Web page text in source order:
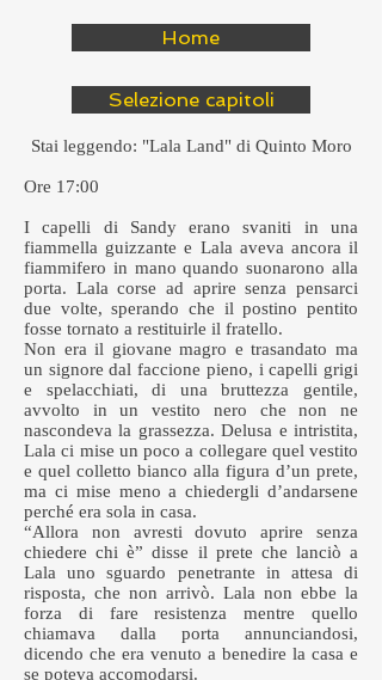
Home
Selezione capitoli
Stai leggendo: "Lala Land" di Quinto Moro
Ore 17:00
I capelli di Sandy erano svaniti in una
fiammella guizzante e Lala aveva ancora il
fiammifero in mano quando suonarono alla
porta. Lala corse ad aprire senza pensarci
due volte, sperando che il postino pentito
fosse tornato a restituirle il fratello.
Non era il giovane magro e trasandato ma
un signore dal faccione pieno, i capelli grigi
e spelacchiati, di una bruttezza gentile,
avvolto in un vestito nero che non ne
nascondeva la grassezza. Delusa e intristita,
Lala ci mise un poco a collegare quel vestito
e quel colletto bianco alla figura d’un prete,
ma ci mise meno a chiedergli d’andarsene
perché era sola in casa.
“Allora non avresti dovuto aprire senza
chiedere chi è” disse il prete che lanciò a
Lala uno sguardo penetrante in attesa di
risposta, che non arrivò. Lala non ebbe la
forza di fare resistenza mentre quello
chiamava dalla porta annunciandosi,
dicendo che era venuto a benedire la casa e
se poteva accomodarsi.